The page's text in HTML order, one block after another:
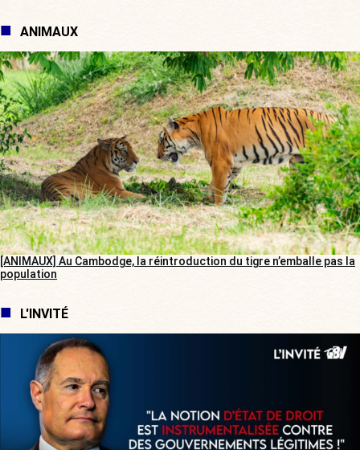
ANIMAUX
[ANIMAUX] Au Cambodge, la réintroduction du tigre n’emballe pas la
population
L'INVITÉ